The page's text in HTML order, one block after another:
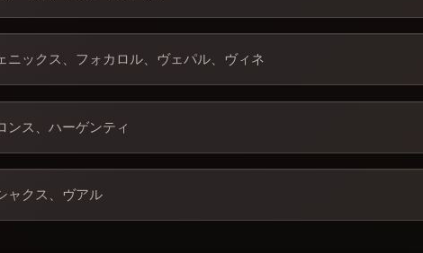
ニックス、フォカロル、ヴェパル、ヴィネ
ンス、ハーゲンティ
ャクス、ヴアル